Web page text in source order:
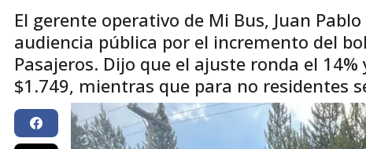
El gerente operativo de Mi Bus, Juan
audiencia pública por el incremento del
Pasajeros. Dijo que el ajuste ronda el
$1.749, mientras que para no residentes